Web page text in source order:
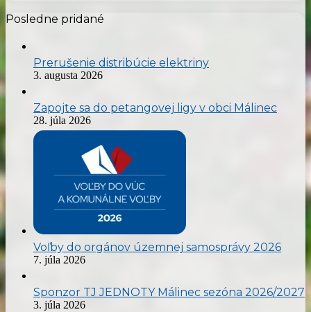
Posledne pridané
Prerušenie distribúcie elektriny
3. augusta 2026
Zapojte sa do petangovej ligy v obci Málinec
28. júla 2026
Voľby do orgánov územnej samosprávy 2026
7. júla 2026
Sponzor TJ JEDNOTY Málinec sezóna 2026/2027
3. júla 2026